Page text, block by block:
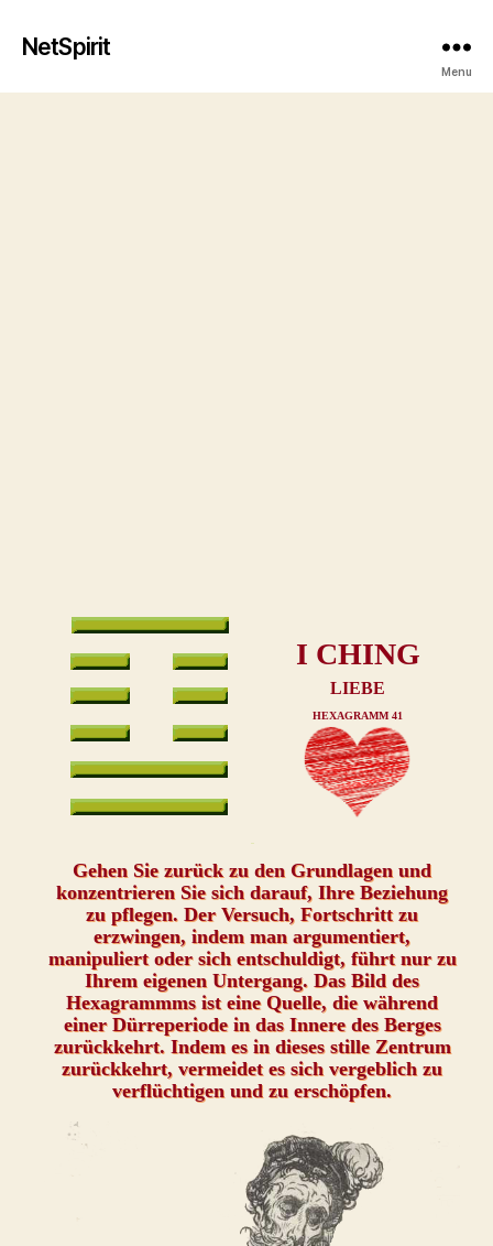
NetSpirit
Menu
I CHING
LIEBE
HEXAGRAMM 41
Gehen Sie zurück zu den Grundlagen und
konzentrieren Sie sich darauf, Ihre Beziehung
zu pflegen. Der Versuch, Fortschritt zu
erzwingen, indem man argumentiert,
manipuliert oder sich entschuldigt, führt nur zu
Ihrem eigenen Untergang. Das Bild des
Hexagrammms ist eine Quelle, die während
einer Dürreperiode in das Innere des Berges
zurückkehrt. Indem es in dieses stille Zentrum
zurückkehrt, vermeidet es sich vergeblich zu
verflüchtigen und zu erschöpfen.